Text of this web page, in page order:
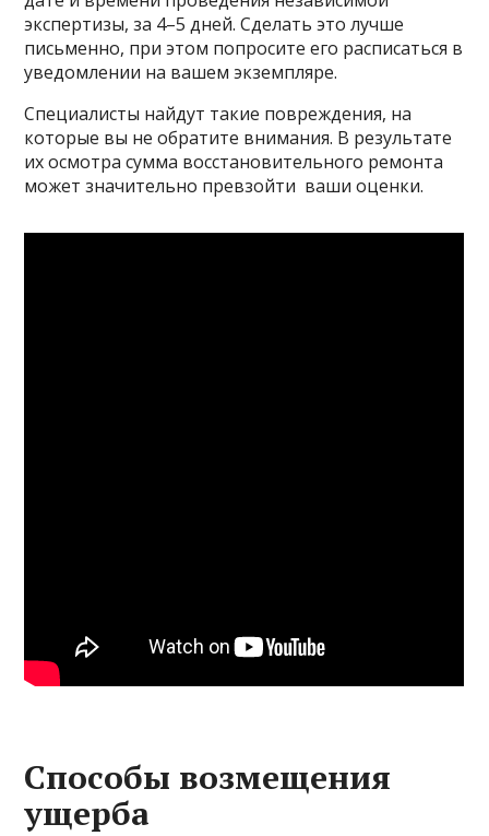
экспертизы, за 4–5 дней. Сделать это лучше
письменно, при этом попросите его расписаться в
уведомлении на вашем экземпляре.
Специалисты найдут такие повреждения, на
которые вы не обратите внимания. В результате
их осмотра сумма восстановительного ремонта
может значительно превзойти ваши оценки.
Способы возмещения
ущерба